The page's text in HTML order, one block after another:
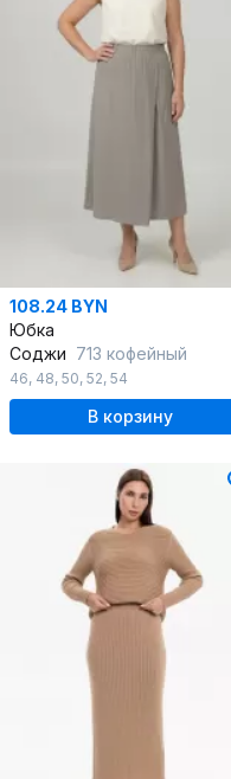
108.24 BYN
Юбка
Соджи 713 кофейный
46, 48, 50, 52, 54
В корзину